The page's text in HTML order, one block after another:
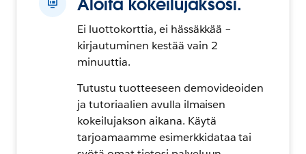
Aloita kokeilujaksosi.
Ei luottokorttia, ei hässäkkää –
kirjautuminen kestää vain 2
minuuttia.
Tutustu tuotteeseen demovideoiden
ja tutoriaalien avulla ilmaisen
kokeilujakson aikana. Käytä
tarjoamaamme esimerkkidataa tai